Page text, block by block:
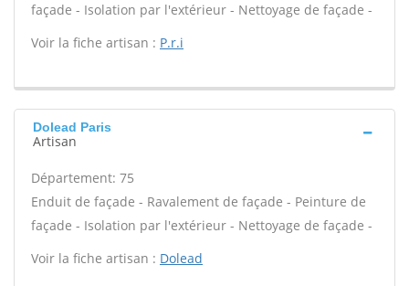
façade - Isolation par l'extérieur - Nettoyage de façade -
Voir la fiche artisan : P.r.i
Dolead Paris
Artisan
Département: 75
Enduit de façade - Ravalement de façade - Peinture de
façade - Isolation par l'extérieur - Nettoyage de façade -
Voir la fiche artisan : Dolead